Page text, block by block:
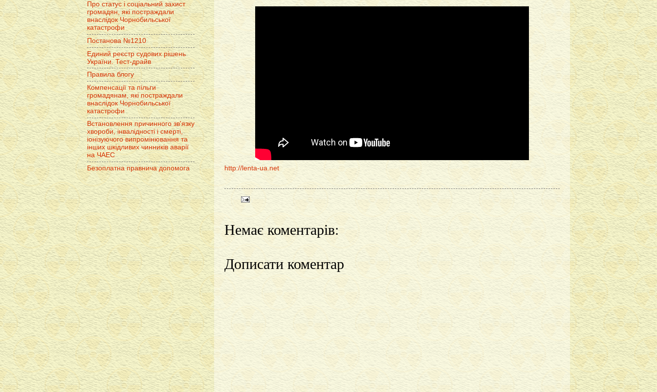
http://lenta-ua.net
Немає коментарів:
Дописати коментар
Про статус і соціальний захист
громадян, які постраждали
внаслідок Чорнобильської
катастрофи
Постанова №1210
Единий реєстр судових рішень
України. Тест-драйв
Правила блогу
Компенсації та пільги
громадянам, які постраждали
внаслідок Чорнобильської
катастрофи
Встановлення причинного зв'язку
хвороби, інвалідності і смерті,
іонізуючого випромінювання та
інших шкідливих чинників аварії
на ЧАЕС
Безоплатна правнича допомога